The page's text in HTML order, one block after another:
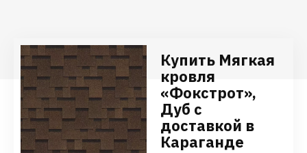
Купить Мягкая
кровля
«Фокстрот»,
Дуб с
доставкой в
Караганде